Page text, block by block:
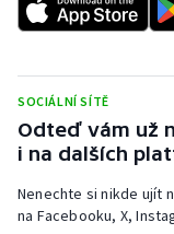
Sportovní střelba
Stolní tenis
Triatlon
SOCIÁLNÍ SÍTĚ
Odteď vám už
i na dalších
Nenechte si nikde ujít
na Facebooku, X,